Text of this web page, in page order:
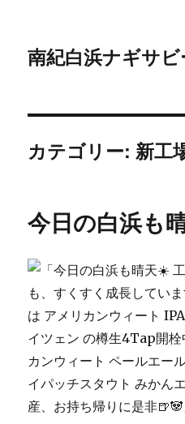
南紀白浜ナギサ
カテゴリー: 新工
今日の白浜も